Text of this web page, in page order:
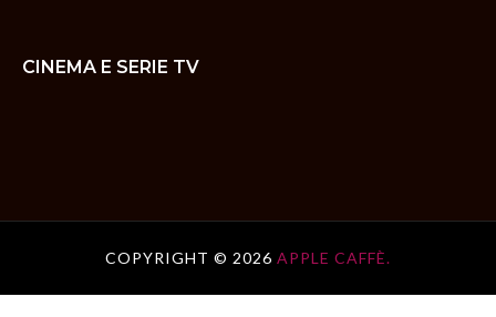
CINEMA E SERIE TV
COPYRIGHT © 2026 APPLE CAFFÈ.